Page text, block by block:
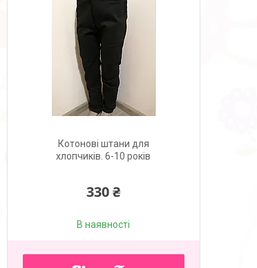
Котонові штани для
хлопчиків. 6-10 років
330 ₴
В наявності